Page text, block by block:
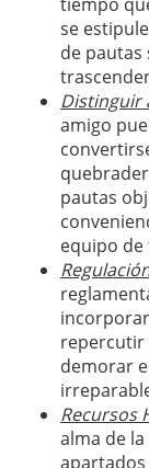
se
de
Distinguir
amigo
pautas
equipo
repercutir
demorar
Recursos
alma de